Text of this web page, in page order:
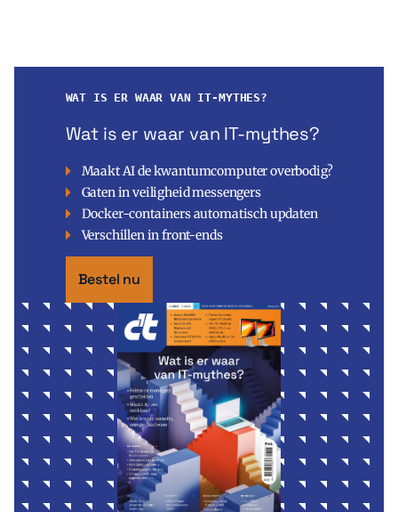
WAT IS ER WAAR VAN IT-MYTHES?
Wat is er waar van IT-mythes?
Maakt AI de kwantumcomputer overbodig?
Gaten in veiligheid messengers
Docker-containers automatisch updaten
Verschillen in front-ends
Bestel nu